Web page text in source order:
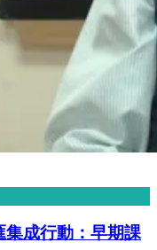
集成行動：早期課